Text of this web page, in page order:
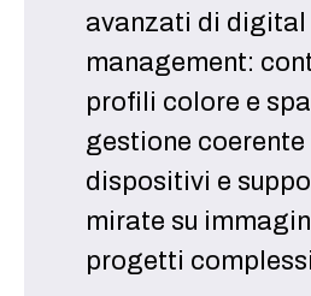
avanzati di
management:
profili colore e
gestione
dispositivi e
mirate su
progetti